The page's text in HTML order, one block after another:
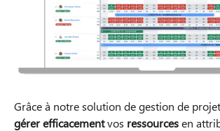
Grâce à notre solution de gestion de
gérer efficacementvos ressourcesen